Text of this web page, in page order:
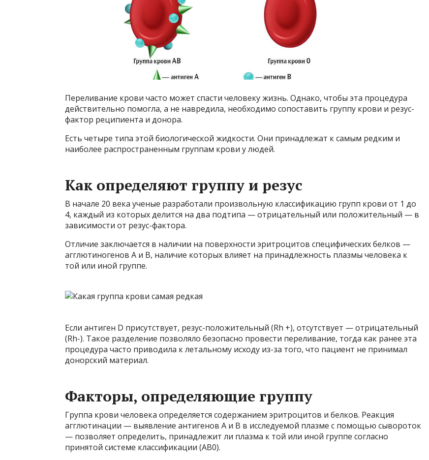
Переливание крови часто может спасти человеку жизнь. Однако, чтобы эта процедура
действительно помогла, а не навредила, необходимо сопоставить группу крови и резус-
фактор реципиента и донора.
Есть четыре типа этой биологической жидкости. Они принадлежат к самым редким и
наиболее распространенным группам крови у людей.
Как определяют группу и резус
В начале 20 века ученые разработали произвольную классификацию групп крови от 1 до
4, каждый из которых делится на два подтипа — отрицательный или положительный — в
зависимости от резус-фактора.
Отличие заключается в наличии на поверхности эритроцитов специфических белков —
агглютиногенов А и В, наличие которых влияет на принадлежность плазмы человека к
той или иной группе.
Если антиген D присутствует, резус-положительный (Rh +), отсутствует — отрицательный
(Rh-). Такое разделение позволяло безопасно провести переливание, тогда как ранее эта
процедура часто приводила к летальному исходу из-за того, что пациент не принимал
донорский материал.
Факторы, определяющие группу
Группа крови человека определяется содержанием эритроцитов и белков. Реакция
агглютинации — выявление антигенов A и B в исследуемой плазме с помощью сывороток
— позволяет определить, принадлежит ли плазма к той или иной группе согласно
принятой системе классификации (AB0).